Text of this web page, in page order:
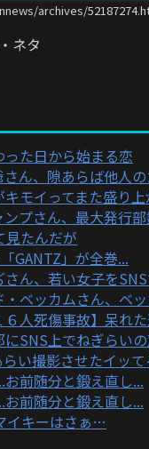
archives/
ネタ
た日から始まる恋
ん、隙あらば他人の
モイってまた盛り上
ンプさん、最大発行
見たんだが
GANTZ」が全巻...
さん、若い女子を
・ベッカムさん、ベ
６人死傷事故】呆れ
SNS上でねぎらい
い撮影させたイッて
前随分と鍛え直し...
前随分と鍛え直し...
イキーはさぁ…